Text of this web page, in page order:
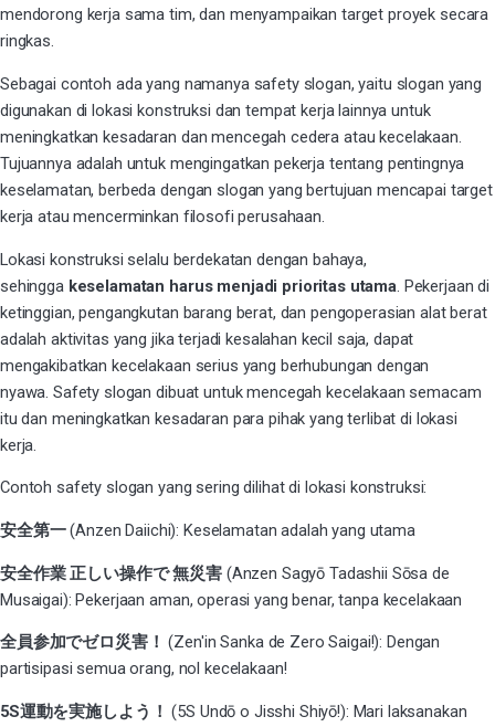
mendorong kerja sama tim, dan menyampaikan target proyek secara
ringkas.
Sebagai contoh ada yang namanya safety slogan, yaitu slogan yang
digunakan di lokasi konstruksi dan tempat kerja lainnya untuk
meningkatkan kesadaran dan mencegah cedera atau kecelakaan.
Tujuannya adalah untuk mengingatkan pekerja tentang pentingnya
keselamatan, berbeda dengan slogan yang bertujuan mencapai target
kerja atau mencerminkan filosofi perusahaan.
Lokasi konstruksi selalu berdekatan dengan bahaya,
sehingga keselamatan harus menjadi prioritas utama. Pekerjaan di
ketinggian, pengangkutan barang berat, dan pengoperasian alat berat
adalah aktivitas yang jika terjadi kesalahan kecil saja, dapat
mengakibatkan kecelakaan serius yang berhubungan dengan
nyawa.Safety slogan dibuat untuk mencegah kecelakaan semacam
itu dan meningkatkan kesadaran para pihak yang terlibat di lokasi
kerja.
Contoh safety slogan yang sering dilihat di lokasi konstruksi:
安全第一 (Anzen Daiichi): Keselamatan adalah yang utama
安全作業 正しい操作で 無災害 (Anzen Sagyō Tadashii Sōsa de
Musaigai): Pekerjaan aman, operasi yang benar, tanpa kecelakaan
全員参加でゼロ災害！ (Zen'in Sanka de Zero Saigai!): Dengan
partisipasi semua orang, nol kecelakaan!
5S運動を実施しよう！ (5S Undō o Jisshi Shiyō!): Mari laksanakan